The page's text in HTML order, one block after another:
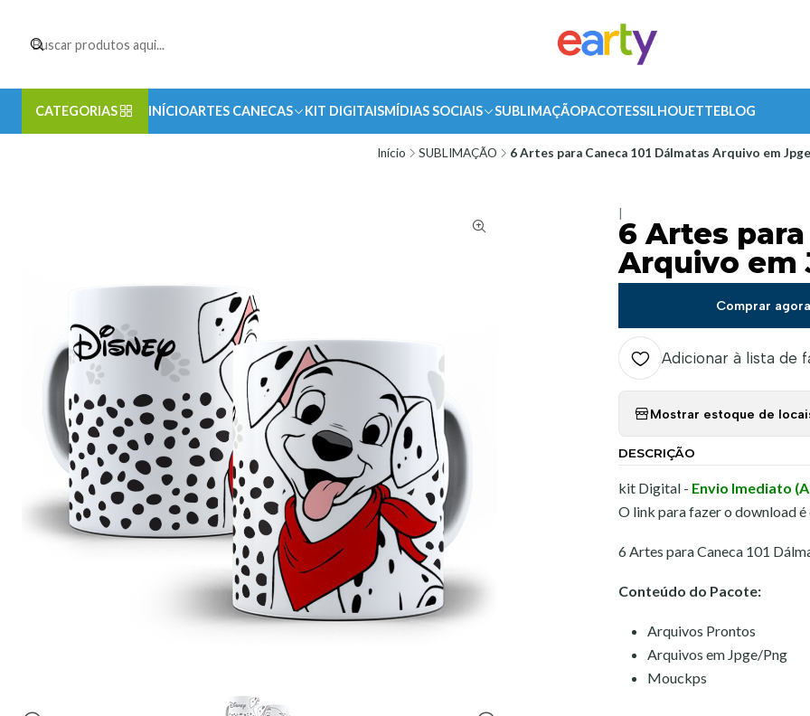
CATEGORIAS INÍCIOARTES CANECAS KIT DIGITAISMÍDIAS SOCIAIS SUBLIMAÇÃOPACOTESSILHOUETTEBLOG
Início SUBLIMAÇÃO 6 Artes para Caneca 101 Dálmatas Arquivo em
6 Artes para
Arquivo em
Comprar agora
Adicionar à lista de
Mostrar estoque de
DESCRIÇÃO
kit Digital - Envio Imediato
O link para fazer o download
6 Artes para Caneca 101
Conteúdo do Pacote:
Arquivos Prontos
Arquivos em Jpge/Png
Mouckps